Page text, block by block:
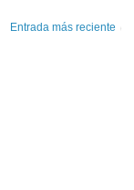
Entrada más reciente